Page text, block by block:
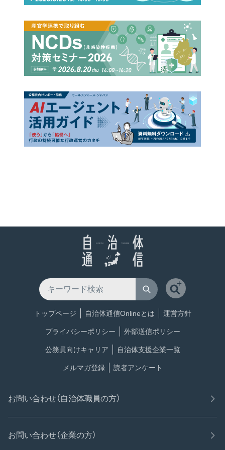
トップページ 自治体通信Onlineとは 運営方針
プライバシーポリシー 外部送信ポリシー
公務員向けキャリア 自治体支援企業一覧
メルマガ登録 読者アンケート
お問い合わせ（自治体職員の方）
お問い合わせ（企業の方）